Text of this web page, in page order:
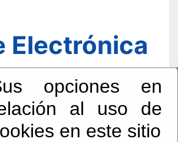
opciones en
al uso de
en este sitio
Electrónica